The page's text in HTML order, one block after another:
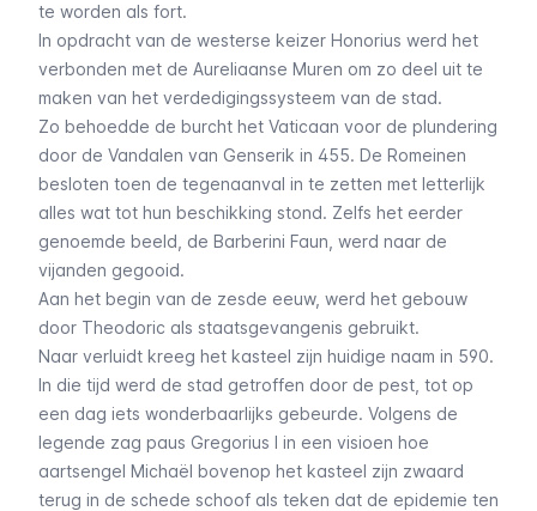
te worden als fort.
In opdracht van de westerse keizer Honorius werd het
verbonden met de Aureliaanse Muren om zo deel uit te
maken van het verdedigingssysteem van de stad.
Zo behoedde de burcht het Vaticaan voor de plundering
door de Vandalen van Genserik in 455. De Romeinen
besloten toen de tegenaanval in te zetten met letterlijk
alles wat tot hun beschikking stond. Zelfs het eerder
genoemde beeld, de Barberini Faun , werd naar de
vijanden gegooid.
Aan het begin van de zesde eeuw, werd het gebouw
door Theodoric als staatsgevangenis gebruikt.
Naar verluidt kreeg het kasteel zijn huidige naam in 590.
In die tijd werd de stad getroffen door de pest, tot op
een dag iets wonderbaarlijks gebeurde. Volgens de
legende zag paus Gregorius I in een visioen hoe
aartsengel Michaël bovenop het kasteel zijn zwaard
terug in de schede schoof als teken dat de epidemie ten